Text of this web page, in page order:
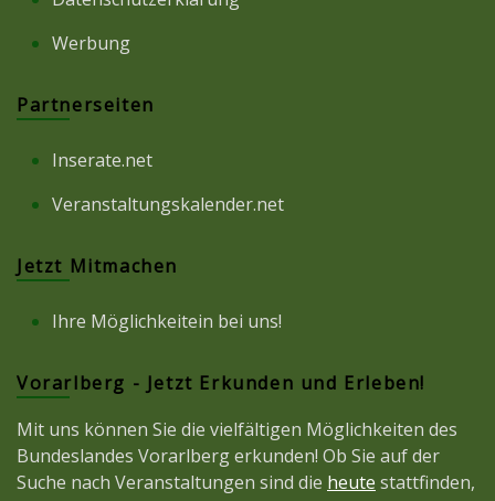
Werbung
Partnerseiten
Inserate.net
Veranstaltungskalender.net
Jetzt Mitmachen
Ihre Möglichkeitein bei uns!
Vorarlberg - Jetzt Erkunden und Erleben!
Mit uns können Sie die vielfältigen Möglichkeiten des
Bundeslandes Vorarlberg erkunden! Ob Sie auf der
Suche nach Veranstaltungen sind die heute stattfinden,